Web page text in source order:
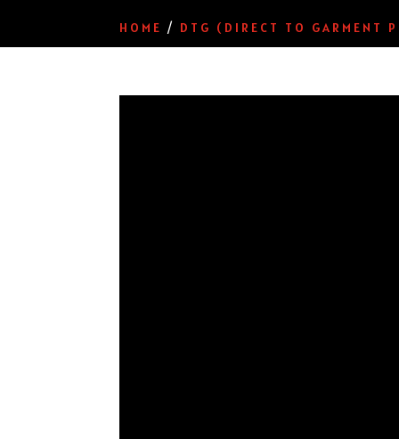
HOME / DTG (DIRECT TO GARMENT